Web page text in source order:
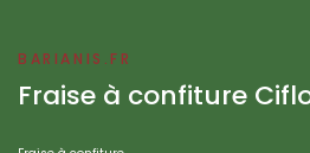
BARIANIS.FR
Fraise à confiture